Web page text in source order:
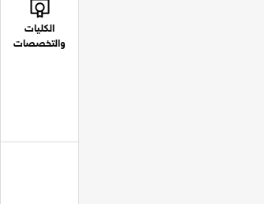
الكليات
والتخصصات